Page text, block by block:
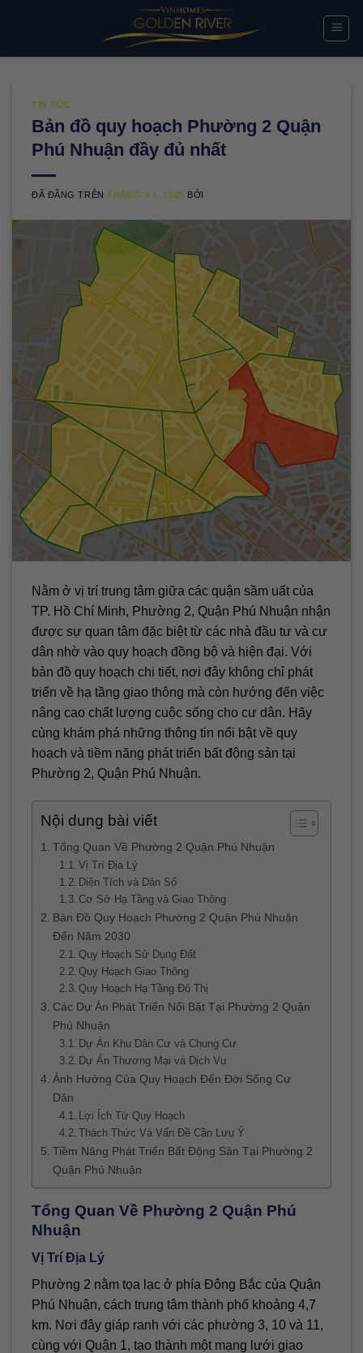
TIN TỨC
Bản đồ quy hoạch Phường 2 Quận
Phú Nhuận đầy đủ nhất
ĐÃ ĐĂNG TRÊNTHÁNG 4 1, 2025 BỞI
Nằm ở vị trí trung tâm giữa các quận sầm uất của
TP. Hồ Chí Minh, Phường 2, Quận Phú Nhuận nhận
được sự quan tâm đặc biệt từ các nhà đầu tư và cư
dân nhờ vào quy hoạch đồng bộ và hiện đại. Với
bản đồ quy hoạch chi tiết, nơi đây không chỉ phát
triển về hạ tầng giao thông mà còn hướng đến việc
nâng cao chất lượng cuộc sống cho cư dân. Hãy
cùng khám phá những thông tin nổi bật về quy
hoạch và tiềm năng phát triển bất động sản tại
Phường 2, Quận Phú Nhuận.
Nội dung bài viết
Tổng Quan Về Phường 2 Quận Phú Nhuận
Vị Trí Địa Lý
Diện Tích và Dân Số
Cơ Sở Hạ Tầng và Giao Thông
Bản Đồ Quy Hoạch Phường 2 Quận Phú Nhuận
Đến Năm 2030
Quy Hoạch Sử Dụng Đất
Quy Hoạch Giao Thông
Quy Hoạch Hạ Tầng Đô Thị
Các Dự Án Phát Triển Nổi Bật Tại Phường 2 Quận
Phú Nhuận
Dự Án Khu Dân Cư và Chung Cư
Dự Án Thương Mại và Dịch Vụ
Ảnh Hưởng Của Quy Hoạch Đến Đời Sống Cư
Dân
Lợi Ích Từ Quy Hoạch
Thách Thức Và Vấn Đề Cần Lưu Ý
Tiềm Năng Phát Triển Bất Động Sản Tại Phường 2
Quận Phú Nhuận
Tổng Quan Về Phường 2 Quận Phú
Nhuận
Vị Trí Địa Lý
Phường 2 nằm tọa lạc ở phía Đông Bắc của Quận
Phú Nhuận, cách trung tâm thành phố khoảng 4,7
km. Nơi đây giáp ranh với các phường 3, 10 và 11,
cùng với Quận 1, tạo thành một mạng lưới giao